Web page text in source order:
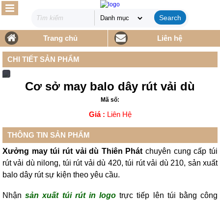
Search
Trang chủ Liên hệ
CHI TIẾT SẢN PHẨM
Cơ sở may balo dây rút vải dù
Mã số:
Giá : Liên Hệ
THÔNG TIN SẢN PHẨM
Xưởng may túi rút vải dù Thiên Phát chuyên cung cấp túi
rút vải dù nilong, túi rút vải dù 420, túi rút vải dù 210, sản xuất
balo dây rút sự kiện theo yêu cầu.
Nhậnsản xuất túi rút in logo trực tiếp lên túi bằng công